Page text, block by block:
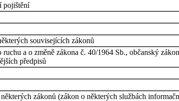
pojištění
souvisejících zákonů
a o změně zákona č. 40/1964 Sb., občanský
předpisů
zákonů (zákon o některých službách